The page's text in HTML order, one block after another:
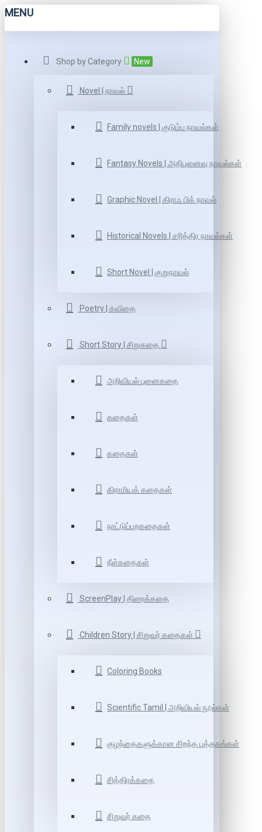
MENU
Shop by Category New
Novel | நாவல்
Family novels | குடும்ப நாவல்கள்
Fantasy Novels | அதிபுனைவு நாவல்கள்
Graphic Novel | கிராஃ பிக் நாவல்
Historical Novels | சரித்திர நாவல்கள்
Short Novel | குறுநாவல்
Poetry | கவிதை
Short Story | சிறுகதை
அறிவியல் புனைகதை
கதைகள்
கதைகள்
கிராமியக் கதைகள்
நாட்டுப்புறகதைகள்
நீள்கதைகள்
ScreenPlay | திரைக்கதை
Children Story | சிறுவர் கதைகள்
Coloring Books
Scientific Tamil | அறிவியல் நூல்கள்
குழந்தைகளுக்கான சிறந்த புத்தகங்கள்
சித்திரக்கதை
சிறுவர் கதை